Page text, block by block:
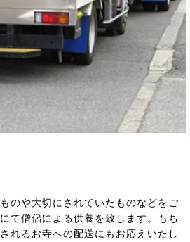
のや大切にされていたものなどをご
て僧侶による供養を致します。もち
れるお寺への配送にもお応えいたし